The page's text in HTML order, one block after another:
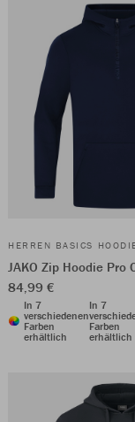
HERREN BASICS
JAKO Zip Hoodie Pro
84,99 €
In 7
verschiedenen
Farben
erhältlich
In 7
Farben
erhältlich